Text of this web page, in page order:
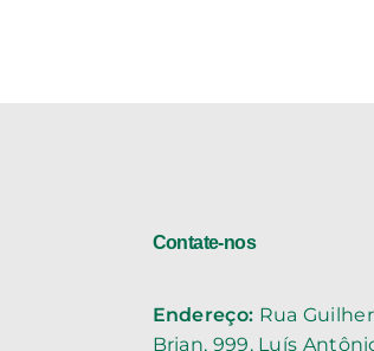
Contate-nos
Endereço: Rua
Brian, 999, Luís